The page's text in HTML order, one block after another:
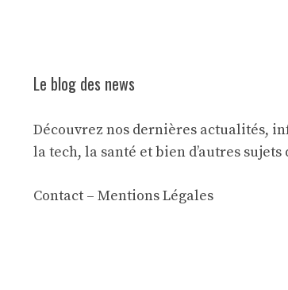
Le blog des news
Découvrez nos dernières actualités,
la tech, la santé et bien d’autres
Contact – Mentions Légales